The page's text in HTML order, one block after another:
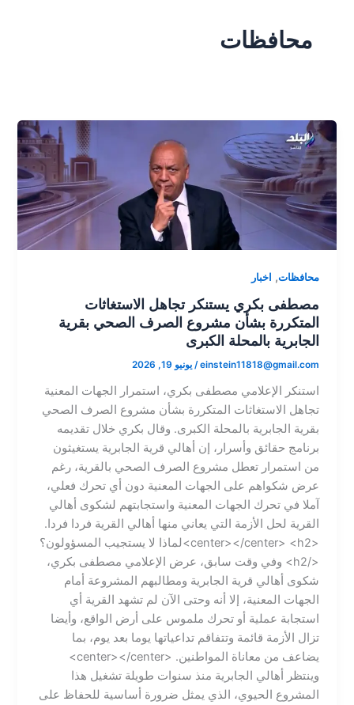
محافظات
محافظات, اخبار
مصطفى بكري يستنكر تجاهل الاستغاثات
المتكررة بشأن مشروع الصرف الصحي بقرية
الجابرية بالمحلة الكبرى
einstein11818@gmail.com
/يونيو 19, 2026
استنكر الإعلامي مصطفى بكري، استمرار الجهات المعنية
تجاهل الاستغاثات المتكررة بشأن مشروع الصرف الصحي
بقرية الجابرية بالمحلة الكبرى. وقال بكري خلال تقديمه
برنامج حقائق وأسرار، إن أهالي قرية الجابرية يستغيثون
من استمرار تعطل مشروع الصرف الصحي بالقرية، رغم
عرض شكواهم على الجهات المعنية دون أي تحرك فعلي،
آملا في تحرك الجهات المعنية واستجابتهم لشكوى أهالي
القرية لحل الأزمة التي يعاني منها أهالي القرية فردا فردا.
<center></center> <h2>لماذا لا يستجيب المسؤولون؟
</h2> وفي وقت سابق، عرض الإعلامي مصطفى بكري،
شكوى أهالي قرية الجابرية ومطالبهم المشروعة أمام
الجهات المعنية، إلا أنه وحتى الآن لم تشهد القرية أي
استجابة عملية أو تحرك ملموس على أرض الواقع، وأيضا
تزال الأزمة قائمة وتتفاقم تداعياتها يوما بعد يوم، بما
يضاعف من معاناة المواطنين. <center></center>
وينتظر أهالي الجابرية منذ سنوات طويلة تشغيل هذا
المشروع الحيوي، الذي يمثل ضرورة أساسية للحفاظ على